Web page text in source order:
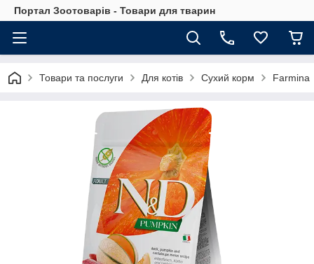
Портал Зоотоварів - Товари для тварин
Товари та послуги Для котів Сухий корм Farmina